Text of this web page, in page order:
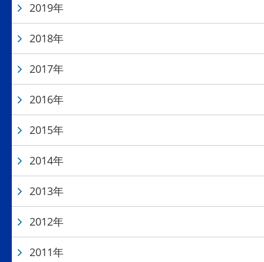
2019年
2018年
2017年
2016年
2015年
2014年
2013年
2012年
2011年